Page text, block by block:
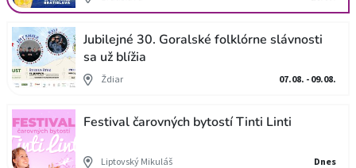
Jubilejné 30. Goralské folklórne slávnosti
sa už blížia
Ždiar 07.08. - 09.08.
Festival čarovných bytostí Tinti Linti
Liptovský Mikuláš Dnes